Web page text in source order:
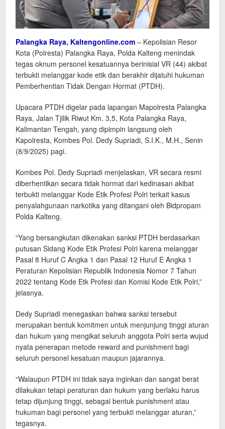
Palangka Raya, Kaltengonline.com – Kepolisian Resor
Kota (Polresta) Palangka Raya, Polda Kalteng menindak
tegas oknum personel kesatuannya berinisial VR (44) akibat
terbukti melanggar kode etik dan berakhir dijatuhi hukuman
Pemberhentian Tidak Dengan Hormat (PTDH).
Upacara PTDH digelar pada lapangan Mapolresta Palangka
Raya, Jalan Tjilik Riwut Km. 3,5, Kota Palangka Raya,
Kalimantan Tengah, yang dipimpin langsung oleh
Kapolresta, Kombes Pol. Dedy Supriadi, S.I.K., M.H., Senin
(8/9/2025) pagi.
Kombes Pol. Dedy Supriadi menjelaskan, VR secara resmi
diberhentikan secara tidak hormat dari kedinasan akibat
terbukti melanggar Kode Etik Profesi Polri terkait kasus
penyalahgunaan narkotika yang ditangani oleh Bidpropam
Polda Kalteng.
“Yang bersangkutan dikenakan sanksi PTDH berdasarkan
putusan Sidang Kode Etik Profesi Polri karena melanggar
Pasal 8 Huruf C Angka 1 dan Pasal 12 Huruf E Angka 1
Peraturan Kepolisian Republik Indonesia Nomor 7 Tahun
2022 tentang Kode Etk Profesi dan Komisi Kode Etik Polri,”
jelasnya.
Dedy Supriadi menegaskan bahwa sanksi tersebut
merupakan bentuk komitmen untuk menjunjung tinggi aturan
dan hukum yang mengikat seluruh anggota Polri serta wujud
nyata penerapan metode reward and punishment bagi
seluruh personel kesatuan maupun jajarannya.
“Walaupun PTDH ini tidak saya inginkan dan sangat berat
dilakukan tetapi peraturan dan hukum yang berlaku harus
tetap dijunjung tinggi, sebagai bentuk punishment atau
hukuman bagi personel yang terbukti melanggar aturan,”
tegasnya.